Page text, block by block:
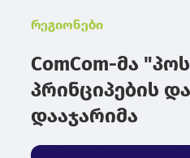
რეგიონები
ComCom-მა
პრინციპების
დააჯარიმა